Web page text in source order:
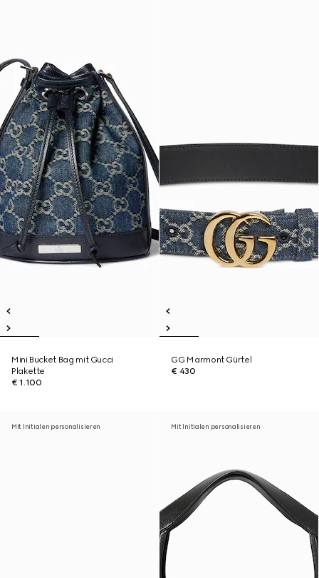
Mini Bucket Bag mit Gucci
Plakette
€ 1.100
GG Marmont Gürtel
€ 430
Mit Initialen personalisieren Mit Initialen personalisieren